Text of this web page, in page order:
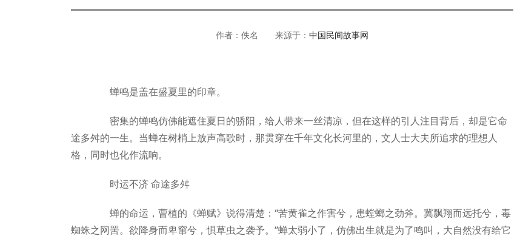
作者：佚名 来源于： 中国民间故事网
蝉鸣是盖在盛夏里的印章。
密集的蝉鸣仿佛能遮住夏日的骄阳，给人带来一丝清凉，但在这样的引人注目背后，却是它命
途多舛的一生。当蝉在树梢上放声高歌时，那贯穿在千年文化长河里的，文人士大夫所追求的理想人
格，同时也化作流响。
时运不济 命途多舛
蝉的命运，曹植的《蝉赋》说得清楚：“苦黄雀之作害兮，患螳螂之劲斧。冀飘翔而远托兮，毒
蜘蛛之网罟。欲降身而卑窜兮，惧草虫之袭予。”蝉太弱小了，仿佛出生就是为了鸣叫，大自然没有给它